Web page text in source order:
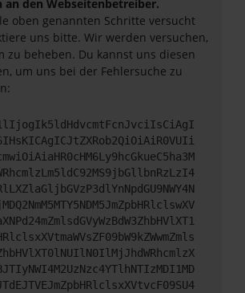
an den Webseitenbetreiber.
oben genannten Schritte versucht
uns bitte. Wir werden versuchen,
zu beheben. Du kannst uns diesen
um uns bei der Fehlersuche zu